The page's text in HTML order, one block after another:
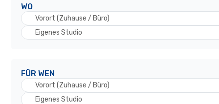
WO
Vorort (Zuhause / Büro)
Eigenes Studio
FÜR WEN
Vorort (Zuhause / Büro)
Eigenes Studio